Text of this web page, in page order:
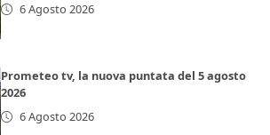
6 Agosto 2026
Prometeo tv, la nuova puntata del 5 agosto
2026
6 Agosto 2026